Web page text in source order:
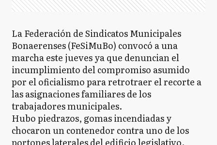
La Federación de Sindicatos Municipales
Bonaerenses (FeSiMuBo) convocó a una
marcha este jueves ya que denuncian el
incumplimiento del compromiso asumido
por el oficialismo para retrotraer el recorte a
las asignaciones familiares de los
trabajadores municipales.
Hubo piedrazos, gomas incendiadas y
chocaron un contenedor contra uno de los
portones laterales del edificio legislativo.